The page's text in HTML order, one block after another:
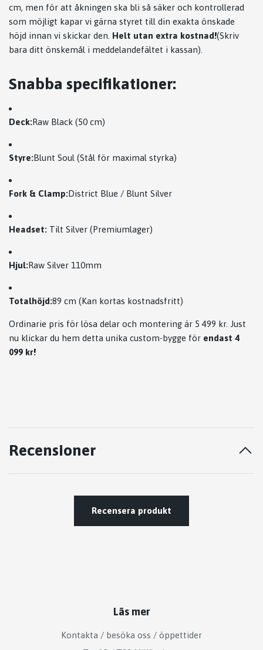
cm, men för att åkningen ska bli så säker och kontrollerad
som möjligt kapar vi gärna styret till din exakta önskade
höjd innan vi skickar den. Helt utan extra kostnad!(Skriv
bara ditt önskemål i meddelandefältet i kassan).
Snabba specifikationer:
Deck:Raw Black (50 cm)
Styre:Blunt Soul (Stål för maximal styrka)
Fork & Clamp:District Blue / Blunt Silver
Headset: Tilt Silver (Premiumlager)
Hjul:Raw Silver 110mm
Totalhöjd:89 cm (Kan kortas kostnadsfritt)
Ordinarie pris för lösa delar och montering är 5 499 kr. Just
nu klickar du hem detta unika custom-bygge för endast 4
099 kr!
Recensioner
Recensera produkt
Läs mer
Kontakta / besöka oss / öppettider